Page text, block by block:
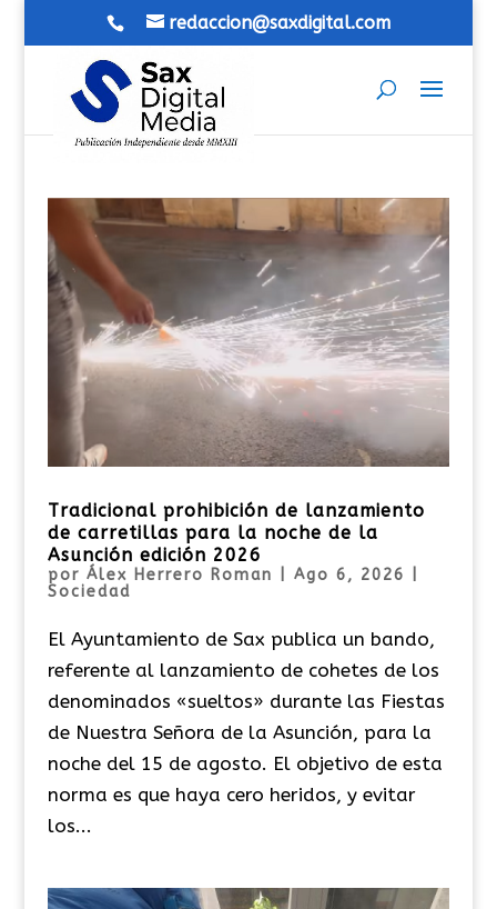
redaccion@saxdigital.com
Tradicional prohibición de lanzamiento
de carretillas para la noche de la
Asunción edición 2026
por Álex Herrero Roman Ago 6, 2026
Sociedad
El Ayuntamiento de Sax publica un bando,
referente al lanzamiento de cohetes de los
denominados «sueltos» durante las Fiestas
de Nuestra Señora de la Asunción, para la
noche del 15 de agosto. El objetivo de esta
norma es que haya cero heridos, y evitar
los...